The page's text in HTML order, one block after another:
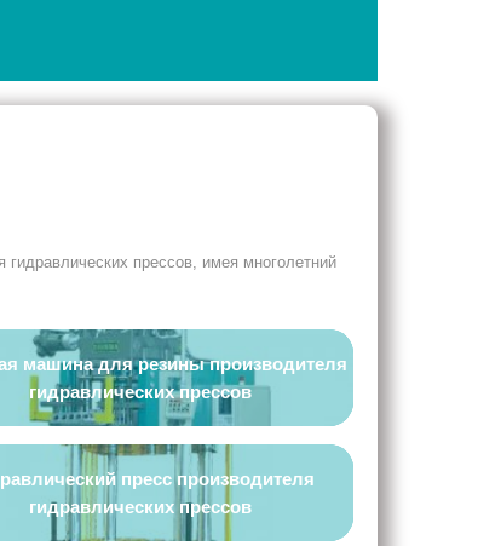
гидравлических прессов, имея многолетний
машина для резины производителя
гидравлических прессов
пресс производителя
гидравлических прессов